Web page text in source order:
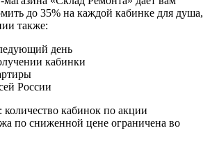
до 35% на каждой кабинке для душа,
также:
день
кабинки
России
кабинок по акции
по сниженной цене ограничена во